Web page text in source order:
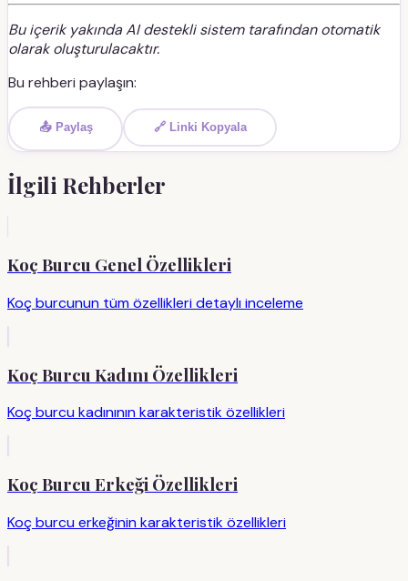
Bu içerik yakında AI destekli sistem tarafından otomatik
olarak oluşturulacaktır.
Bu rehberi paylaşın:
📤 Paylaş 🔗 Linki Kopyala
İlgili Rehberler
Koç Burcu Genel Özellikleri
Koç burcunun tüm özellikleri detaylı inceleme
Koç Burcu Kadını Özellikleri
Koç burcu kadınının karakteristik özellikleri
Koç Burcu Erkeği Özellikleri
Koç burcu erkeğinin karakteristik özellikleri